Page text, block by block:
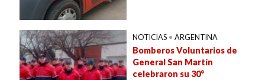
NOTICIAS • ARGENTINA
Bomberos Voluntarios de
General San Martín
celebraron su 30°